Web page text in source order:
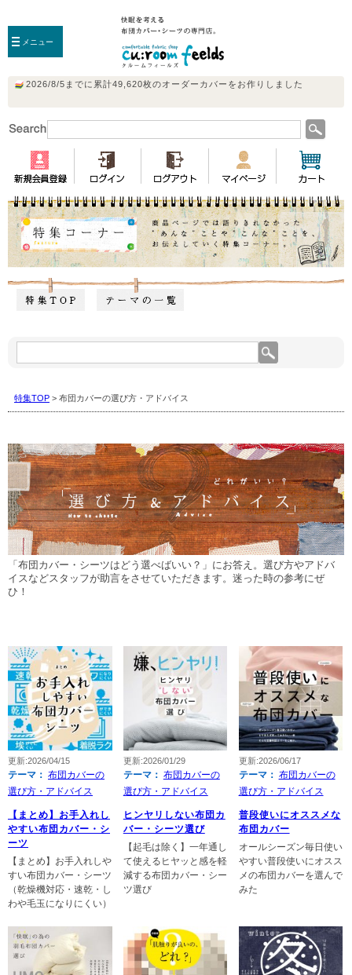
集
ナ
ー
検
索:
特集TOP > 布団カバーの選び方・アドバイス
「布団カバー・シーツはどう選べばいい？」にお答え。選び方やアドバ
イスなどスタッフが助言をさせていただきます。迷った時の参考にぜ
ひ！
更新:2026/04/15
テーマ： 布団カバーの
選び方・アドバイス
【まとめ】お手入れし
やすい布団カバー・シ
ーツ
【まとめ】お手入れしや
すい布団カバー・シーツ
（乾燥機対応・速乾・し
わや毛玉になりにくい）
更新:2026/01/29
テーマ： 布団カバーの
選び方・アドバイス
ヒンヤリしない布団カ
バー・シーツ選び
【起毛は除く】一年通し
て使えるヒヤッと感を軽
減する布団カバー・シー
ツ選び
更新:2026/06/17
テーマ： 布団カバーの
選び方・アドバイス
普段使いにオススメな
布団カバー
オールシーズン毎日使い
やすい普段使いにオスス
メの布団カバーを選んで
みた
メニュー